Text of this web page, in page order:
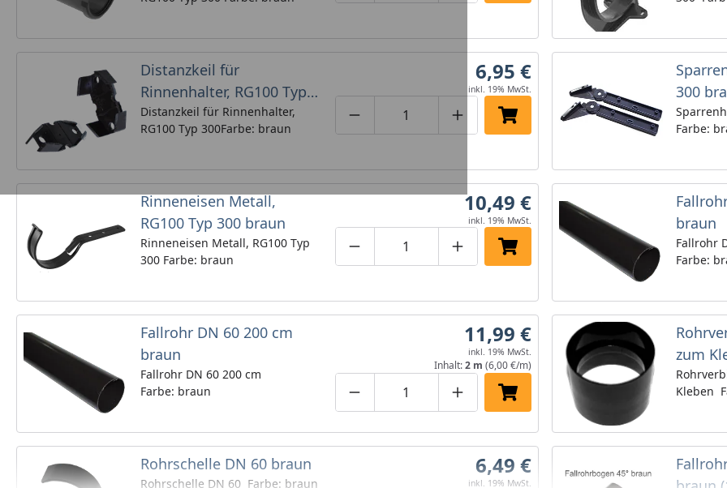
Distanzkeil für
Rinnenhalter, RG100 Typ
300 braun
Distanzkeil für Rinnenhalter,
RG100 Typ 300Farbe: braun
Produktmenge um eins verringern
Produktmenge manuell eingeben
Produktmenge um eins erhöhen
In den Einkaufswagen legen
6,95 €
inkl. 19% MwSt.
300
Farbe:
Rinneneisen Metall,
RG100 Typ 300 braun
Rinneneisen Metall, RG100 Typ
300 Farbe: braun
Produktmenge um eins verringern
Produktmenge manuell eingeben
Produktmenge um eins erhöhen
In den Einkaufswagen legen
10,49 €
inkl. 19% MwSt.
braun
Fallrohr
Farbe:
Fallrohr DN 60 200 cm
braun
Fallrohr DN 60 200 cm
Farbe: braun
Produktmenge um eins verringern
Produktmenge manuell eingeben
Produktmenge um eins erhöhen
In den Einkaufswagen legen
11,99 €
inkl. 19% MwSt.
Inhalt:2 m (6,00 €/m)
zum
Kleben
Rohrschelle DN 60 braun
Rohrschelle DN 60 Farbe: braun
6,49 €
inkl. 19% MwSt.